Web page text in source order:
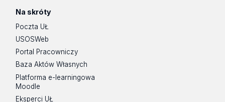
Na skróty
Poczta UŁ
USOSWeb
Portal Pracowniczy
Baza Aktów Własnych
Platforma e-learningowa
Moodle
Eksperci UŁ